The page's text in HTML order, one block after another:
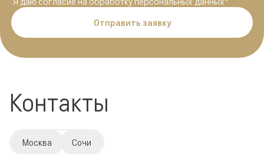
Отправить заявку
Контакты
Москва Сочи